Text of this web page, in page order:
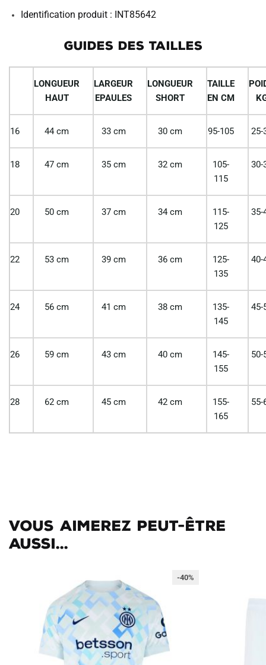
Identification produit : INT85642
GUIDES DES TAILLES
LONGUEUR
HAUT
LARGEUR
EPAULES
LONGUEUR
SHORT
TAILLE
EN CM
16 44 cm 33 cm 30 cm 95-105 25-
18 47 cm 35 cm 32 cm
105-
115
30-
20 50 cm 37 cm 34 cm
115-
125
35-
22 53 cm 39 cm 36 cm
125-
135
40-
24 56 cm 41 cm 38 cm
135-
145
45-
26 59 cm 43 cm 40 cm
145-
155
50-
28 62 cm 45 cm 42 cm
155-
165
55-
Vous aimerez peut-être
aussi...
-40%